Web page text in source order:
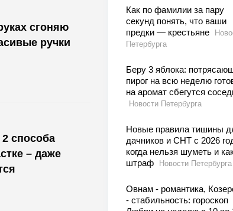
Как по фамилии за пару
секунд понять, что ваши
предки — крестьяне
Петербурга
Беру 3 яблока:
пирог на всю неделю
на аромат сбегутся
Новости Петербурга
Новые правила тишины
дачников и СНТ с 2026
когда нельзя шуметь и
штраф
Новости Петербурга
Овнам - романтика,
- стабильность: гороскоп
сгоняю
ручки
способа
– даже